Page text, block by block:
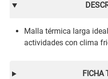
Malla térmica larga
actividades con clima
FICHA